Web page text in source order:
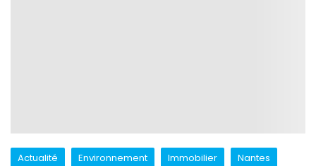
Actualité Environnement Immobilier
Nantes